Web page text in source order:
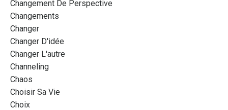
Changement De Perspective
Changements
Changer
Changer D'idée
Changer L'autre
Channeling
Chaos
Choisir Sa Vie
Choix